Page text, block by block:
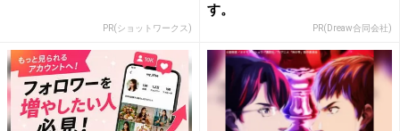
PR(ショットワークス)
す。
PR(Dreaw合同会社)